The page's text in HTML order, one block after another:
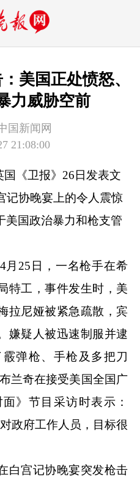
美国正处愤怒、
力威胁空前
国新闻网
21:08:00
国《卫报》26日发表文
记协晚宴上的令人震惊
美国政治暴力和枪支管
25日，一名枪手在希
特工，事件发生时，美
拉尼娅被紧急疏散，宾
嫌疑人被迅速制服并逮
弹枪、手枪及多把刀
兰奇在接受美国全国广
》节目采访时表示：
政府工作人员，目标很
宫记协晚宴突发枪击